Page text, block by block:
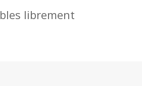
librement